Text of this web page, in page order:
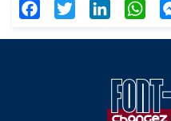
FacebookTwitter LinkedIn